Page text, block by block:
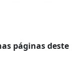
páginas deste